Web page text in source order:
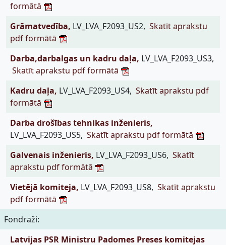
formātā
Grāmatvedība, LV_LVA_F2093_US2, Skatīt aprakstu
pdf formātā
Darba,darbalgas un kadru daļa, LV_LVA_F2093_US3,
Skatīt aprakstu pdf formātā
Kadru daļa, LV_LVA_F2093_US4, Skatīt aprakstu pdf
formātā
Darba drošības tehnikas inženieris,
LV_LVA_F2093_US5, Skatīt aprakstu pdf formātā
Galvenais inženieris, LV_LVA_F2093_US6, Skatīt
aprakstu pdf formātā
Vietējā komiteja, LV_LVA_F2093_US8, Skatīt aprakstu
pdf formātā
Fondraži:
Latvijas PSR Ministru Padomes Preses komitejas